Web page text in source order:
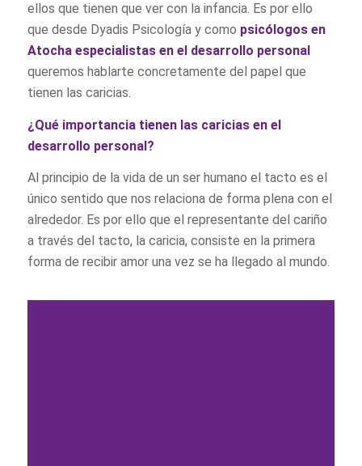
ellos que tienen que ver con la infancia. Es por ello
que desde Dyadis Psicología y como psicólogos en
Atocha especialistas en el desarrollo personal
queremos hablarte concretamente del papel que
tienen las caricias.
¿Qué importancia tienen las caricias en el
desarrollo personal?
Al principio de la vida de un ser humano el tacto es el
único sentido que nos relaciona de forma plena con el
alrededor. Es por ello que el representante del cariño
a través del tacto, la caricia, consiste en la primera
forma de recibir amor una vez se ha llegado al mundo.